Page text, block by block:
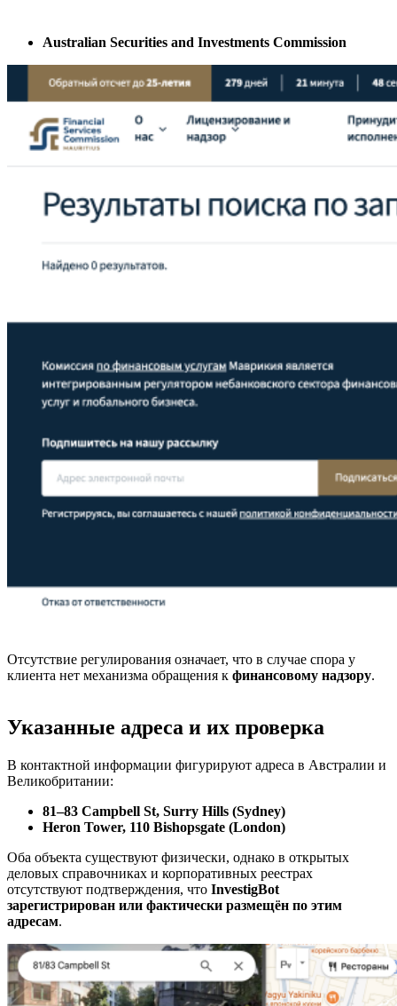
Australian Securities and Investments Commission
Отсутствие регулирования означает, что в случае спора у
клиента нет механизма обращения к финансовому надзору.
Указанные адреса и их проверка
В контактной информации фигурируют адреса в Австралии и
Великобритании:
81–83 Campbell St, Surry Hills (Sydney)
Heron Tower, 110 Bishopsgate (London)
Оба объекта существуют физически, однако в открытых
деловых справочниках и корпоративных реестрах
отсутствуют подтверждения, что InvestigBot
зарегистрирован или фактически размещён по этим
адресам.